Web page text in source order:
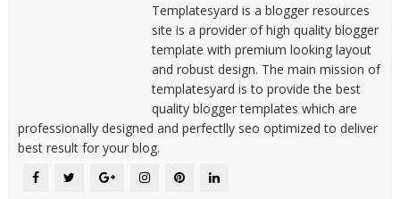
Templatesyard is a blogger resources
site is a provider of high quality blogger
template with premium looking layout
and robust design. The main mission of
templatesyard is to provide the best
quality blogger templates which are
professionally designed and perfectlly seo optimized to deliver
best result for your blog.